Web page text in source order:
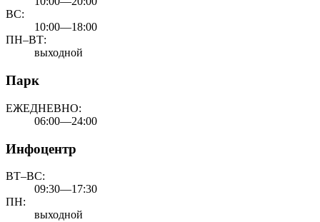
ВС:
10:00—18:00
ПН–ВТ:
выходной
Парк
ЕЖЕДНЕВНО:
06:00—24:00
Инфоцентр
ВТ–ВС:
09:30—17:30
ПН:
выходной